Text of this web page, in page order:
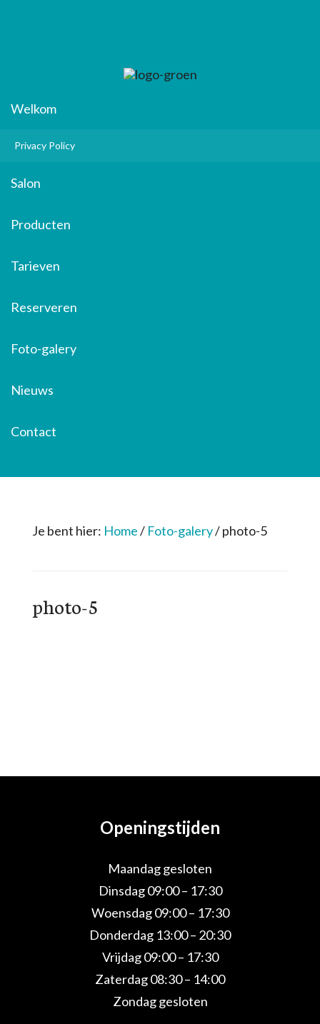
Welkom
Privacy Policy
Salon
Producten
Tarieven
Reserveren
Foto-galery
Nieuws
Contact
Je bent hier: Home/ Foto-galery/photo-5
photo-5
Openingstijden
Maandag gesloten
Dinsdag 09:00 – 17:30
Woensdag 09:00 – 17:30
Donderdag 13:00 – 20:30
Vrijdag 09:00 – 17:30
Zaterdag 08:30 – 14:00
Zondag gesloten